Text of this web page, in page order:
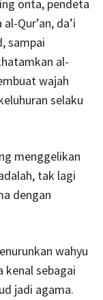
onta, pendeta
Qur’an, da’i
sampai
al-
wajah
selaku
menggelikan
tak lagi
dengan
wahyu
kenal sebagai
jadi agama.